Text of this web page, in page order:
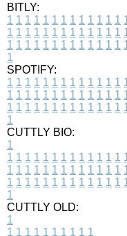
BITLY:
1 1 1 1 1 1 1 1 1 1 1 1 1
1 1 1 1 1 1 1 1 1 1 1 1 1
1 1 1 1 1 1 1 1 1 1 1 1 1
1
SPOTIFY:
1 1 1 1 1 1 1 1 1 1 1 1 1
1 1 1 1 1 1 1 1 1 1 1 1 1
1 1 1 1 1 1 1 1 1 1 1 1 1
1
CUTTLY BIO:
1
1 1 1 1 1 1 1 1 1 1 1 1 1
1 1 1 1 1 1 1 1 1 1 1 1 1
1 1 1 1 1 1 1 1 1 1 1 1 1
1
CUTTLY OLD:
1
1 1 1 1 1 1 1 1 1 1